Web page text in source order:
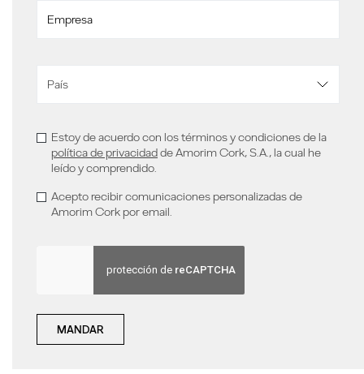
Estoy de acuerdo con los términos y condiciones de la
política de privacidadde Amorim Cork, S.A., la cual he
leído y comprendido.
Acepto recibir comunicaciones personalizadas de
Amorim Cork por email.
MANDAR